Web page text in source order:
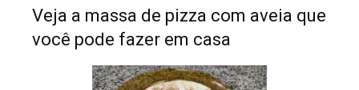
Veja a massa de pizza com aveia que
você pode fazer em casa